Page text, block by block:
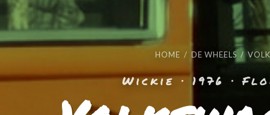
HOME / DE WHEELS /
Wickie · 1976 ·